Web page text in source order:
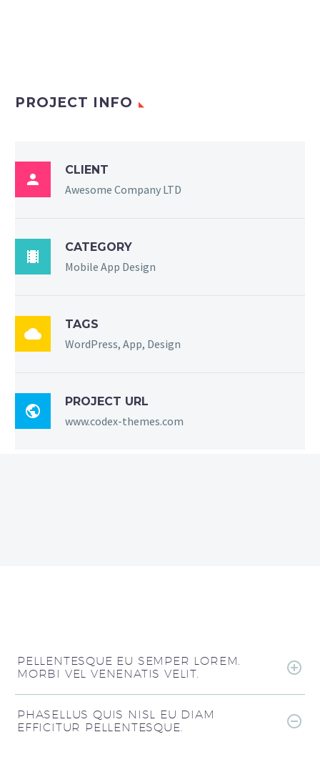
PROJECT INFO

CLIENT
Awesome Company LTD

CATEGORY
Mobile App Design

TAGS
WordPress, App, Design

PROJECT URL
www.codex-themes.com
PELLENTESQUE EU SEMPER LOREM.
MORBI VEL VENENATIS VELIT.
PHASELLUS QUIS NISL EU DIAM
EFFICITUR PELLENTESQUE.